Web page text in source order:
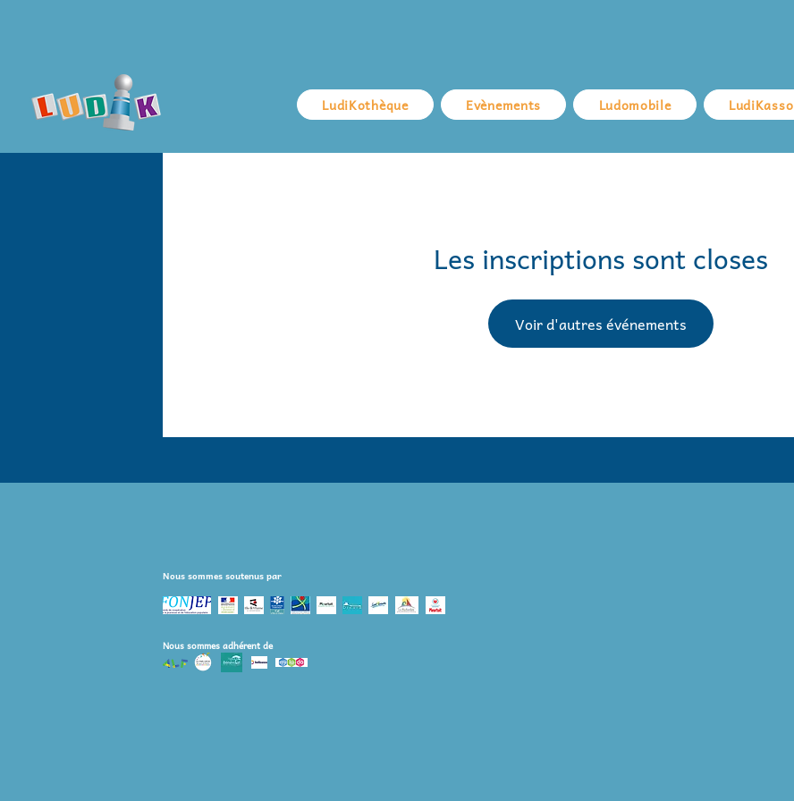
LudiKothèque Evènements Ludomobile LudiKasso
Les inscriptions sont closes
Voir d'autres événements
Nous sommes soutenus par
Nous sommes adhérent de